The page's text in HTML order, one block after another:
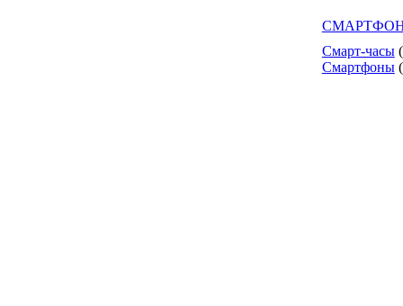
Смарт-часы
Смартфоны